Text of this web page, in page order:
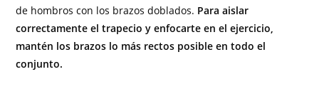
de hombros con los brazos doblados. Para aislar
correctamente el trapecio y enfocarte en el ejercicio,
mantén los brazos lo más rectos posible en todo el
conjunto.